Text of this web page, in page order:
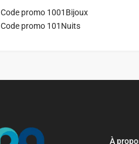
Code promo 1001Bijoux
Code promo 101Nuits
À